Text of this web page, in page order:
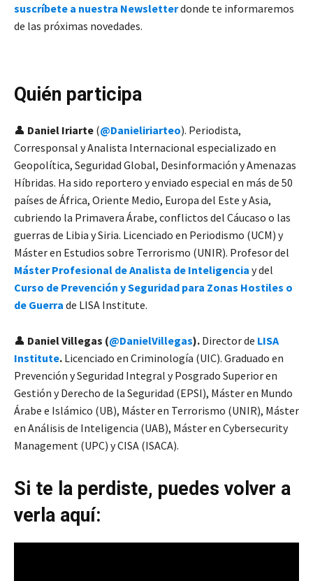
suscríbete a nuestra Newsletterdonde te informaremos
de las próximas novedades.
Quién participa
👤 Daniel Iriarte (@Danieliriarteo). Periodista,
Corresponsal y Analista Internacional especializado en
Geopolítica, Seguridad Global, Desinformación y Amenazas
Híbridas. Ha sido reportero y enviado especial en más de 50
países de África, Oriente Medio, Europa del Este y Asia,
cubriendo la Primavera Árabe, conflictos del Cáucaso o las
guerras de Libia y Siria. Licenciado en Periodismo (UCM) y
Máster en Estudios sobre Terrorismo (UNIR). Profesor del
Máster Profesional de Analista de Inteligencia y del
Curso de Prevención y Seguridad para Zonas Hostiles o
de Guerra de LISA Institute.
👤 Daniel Villegas (@DanielVillegas). Director de LISA
Institute. Licenciado en Criminología (UIC). Graduado en
Prevención y Seguridad Integral y Posgrado Superior en
Gestión y Derecho de la Seguridad (EPSI), Máster en Mundo
Árabe e Islámico (UB), Máster en Terrorismo (UNIR), Máster
en Análisis de Inteligencia (UAB), Máster en Cybersecurity
Management (UPC) y CISA (ISACA).
Si te la perdiste, puedes volver a
verla aquí: